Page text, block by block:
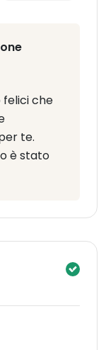
felici che
te.
è stato